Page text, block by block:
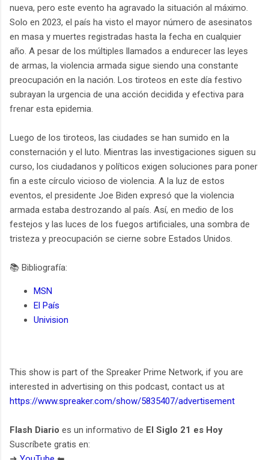
nueva, pero este evento ha agravado la situación al máximo.
Solo en 2023, el país ha visto el mayor número de asesinatos
en masa y muertes registradas hasta la fecha en cualquier
año. A pesar de los múltiples llamados a endurecer las leyes
de armas, la violencia armada sigue siendo una constante
preocupación en la nación. Los tiroteos en este día festivo
subrayan la urgencia de una acción decidida y efectiva para
frenar esta epidemia.
Luego de los tiroteos, las ciudades se han sumido en la
consternación y el luto. Mientras las investigaciones siguen su
curso, los ciudadanos y políticos exigen soluciones para poner
fin a este círculo vicioso de violencia. A la luz de estos
eventos, el presidente Joe Biden expresó que la violencia
armada estaba destrozando al país. Así, en medio de los
festejos y las luces de los fuegos artificiales, una sombra de
tristeza y preocupación se cierne sobre Estados Unidos.
📚 Bibliografía:
MSN
El País
Univision
This show is part of the Spreaker Prime Network, if you are
interested in advertising on this podcast, contact us at
https://www.spreaker.com/show/5835407/advertisement
Flash Diario es un informativo de El Siglo 21 es Hoy
Suscríbete gratis en: